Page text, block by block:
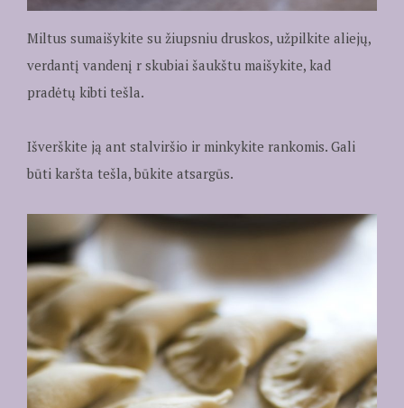
Miltus sumaišykite su žiupsniu druskos, užpilkite aliejų,
verdantį vandenį r skubiai šaukštu maišykite, kad
pradėtų kibti tešla.
Išverškite ją ant stalviršio ir minkykite rankomis. Gali
būti karšta tešla, būkite atsargūs.